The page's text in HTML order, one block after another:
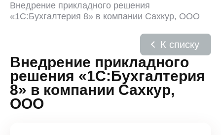
Внедрение прикладного решения
«1С:Бухгалтерия 8» в компании Сахкур, ООО
Внедрение прикладного
решения «1С:Бухгалтерия
8» в компании Сахкур,
ООО
К списку